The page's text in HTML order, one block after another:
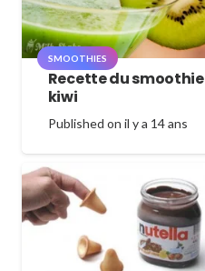
SMOOTHIES
Recette du smoothie
kiwi
Published on il y a 14 ans